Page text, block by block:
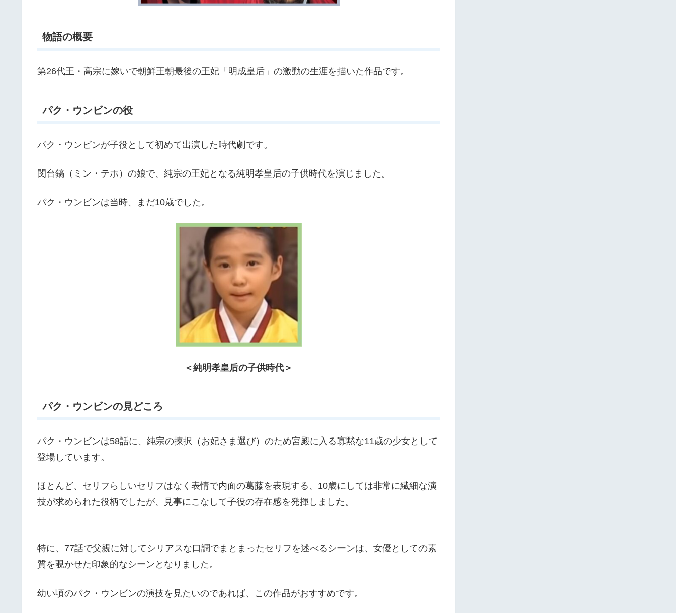
物語の概要
第26代王・高宗に嫁いで朝鮮王朝最後の王妃「明成皇后」の激動の生涯を描いた作品です。
パク・ウンビンの役
パク・ウンビンが子役として初めて出演した時代劇です。
閔台鎬（ミン・テホ）の娘で、純宗の王妃となる純明孝皇后の子供時代を演じました。
パク・ウンビンは当時、まだ10歳でした。
＜純明孝皇后の子供時代＞
パク・ウンビンの見どころ
パク・ウンビンは58話に、純宗の揀択（お妃さま選び）のため宮殿に入る寡黙な11歳の少女として
登場しています。
ほとんど、セリフらしいセリフはなく表情で内面の葛藤を表現する、10歳にしては非常に繊細な演
技が求められた役柄でしたが、見事にこなして子役の存在感を発揮しました。
特に、77話で父親に対してシリアスな口調でまとまったセリフを述べるシーンは、女優としての素
質を覗かせた印象的なシーンとなりました。
幼い頃のパク・ウンビンの演技を見たいのであれば、この作品がおすすめです。